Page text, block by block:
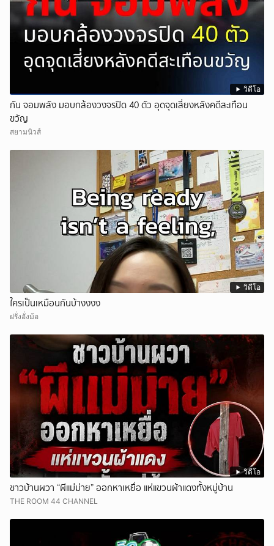
วิดีโอ
กัน จอมพลัง มอบกล้องวงจรปิด 40 ตัว อุดจุดเสี่ยงหลังคดีสะเทือน
ขวัญ
สยามนิวส์
วิดีโอ
ใครเป็นเหมือนกันบ้างงงง
ฝรั่งอั่งม้อ
วิดีโอ
ชาวบ้านผวา “ผีแม่ม่าย” ออกหาเหยื่อ แห่แขวนผ้าแดงทั้งหมู่บ้าน
THE ROOM 44 CHANNEL